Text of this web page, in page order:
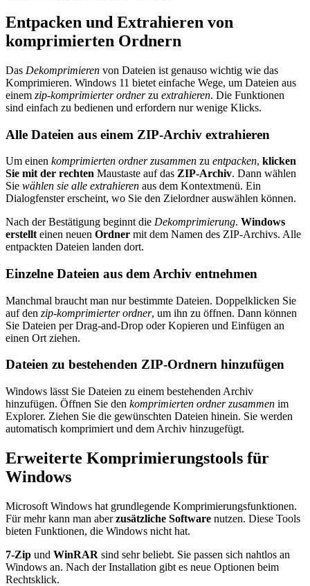
Entpacken und Extrahieren von
komprimierten Ordnern
Das Dekomprimieren von Dateien ist genauso wichtig wie das
Komprimieren. Windows 11 bietet einfache Wege, um Dateien aus
einem zip-komprimierter ordnerzu extrahieren. Die Funktionen
sind einfach zu bedienen und erfordern nur wenige Klicks.
Alle Dateien aus einem ZIP-Archiv extrahieren
Um einen komprimierten ordner zusammen zu entpacken, klicken
Sie mit der rechten Maustaste auf das ZIP-Archiv. Dann wählen
Sie wählen sie alle extrahieren aus dem Kontextmenü. Ein
Dialogfenster erscheint, wo Sie den Zielordner auswählen können.
Nach der Bestätigung beginnt die Dekomprimierung. Windows
erstellt einen neuen Ordner mit dem Namen des ZIP-Archivs. Alle
entpackten Dateien landen dort.
Einzelne Dateien aus dem Archiv entnehmen
Manchmal braucht man nur bestimmte Dateien. Doppelklicken Sie
auf den zip-komprimierter ordner, um ihn zu öffnen. Dann können
Sie Dateien per Drag-and-Drop oder Kopieren und Einfügen an
einen Ort ziehen.
Dateien zu bestehenden ZIP-Ordnern hinzufügen
Windows lässt Sie Dateien zu einem bestehenden Archiv
hinzufügen. Öffnen Sie den komprimierten ordner zusammen im
Explorer. Ziehen Sie die gewünschten Dateien hinein. Sie werden
automatisch komprimiert und dem Archiv hinzugefügt.
Erweiterte Komprimierungstools für
Windows
Microsoft Windows hat grundlegende Komprimierungsfunktionen.
Für mehr kann man aberzusätzliche Software nutzen. Diese Tools
bieten Funktionen, die Windows nicht hat.
7-Zip und WinRAR sind sehr beliebt. Sie passen sich nahtlos an
Windows an. Nach der Installation gibt es neue Optionen beim
Rechtsklick.